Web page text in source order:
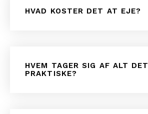
HVAD KOSTER DET AT EJE?
HVEM TAGER SIG AF ALT DET
PRAKTISKE?